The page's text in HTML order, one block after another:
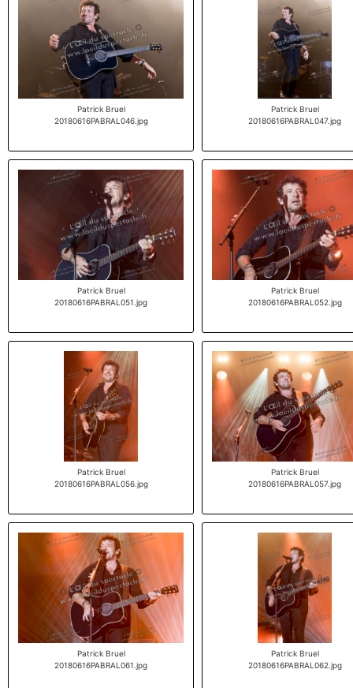
Patrick Bruel
20180616PABRAL046.jpg
Patrick Bruel
20180616PABRAL047.jpg
Patrick Bruel
20180616PABRAL051.jpg
Patrick Bruel
20180616PABRAL052.jpg
Patrick Bruel
20180616PABRAL056.jpg
Patrick Bruel
20180616PABRAL057.jpg
Patrick Bruel
20180616PABRAL061.jpg
Patrick Bruel
20180616PABRAL062.jpg